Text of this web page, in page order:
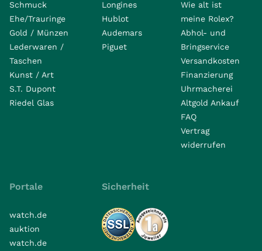
Schmuck
Ehe/Trauringe
Gold / Münzen
Lederwaren /
Taschen
Kunst / Art
S.T. Dupont
Riedel Glas
Longines
Hublot
Audemars
Piguet
Wie alt ist
meine Rolex?
Abhol- und
Bringservice
Versandkosten
Finanzierung
Uhrmacherei
Altgold Ankauf
FAQ
Vertrag
widerrufen
Portale
watch.de
auktion
watch.de
Sicherheit